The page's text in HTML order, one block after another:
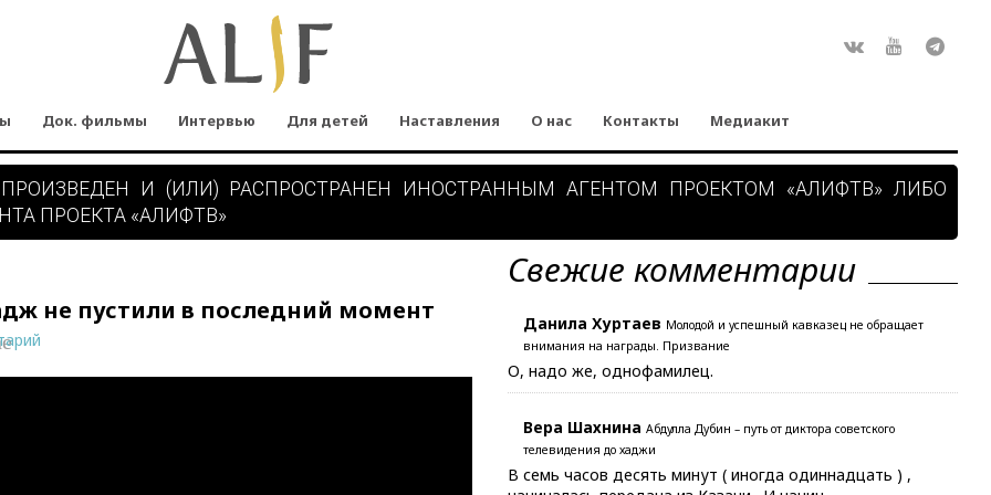
Док. фильмы Интервью Для детей Наставления О нас Контакты Медиакит
И (ИЛИ) РАСПРОСТРАНЕН ИНОСТРАННЫМ АГЕНТОМ ПРОЕКТОМ «АЛИФТВ» ЛИБО
ПРОЕКТА «АЛИФТВ»
не пустили в последний момент
Свежие комментарии
Данила Хуртаев Молодой и успешный кавказец не обращает
внимания на награды. Призвание
О, надо же, однофамилец.
Вера Шахнина Абдулла Дубин – путь от диктора советского
телевидения до хаджи
В семь часов десять минут ( иногда одиннадцать ) ,